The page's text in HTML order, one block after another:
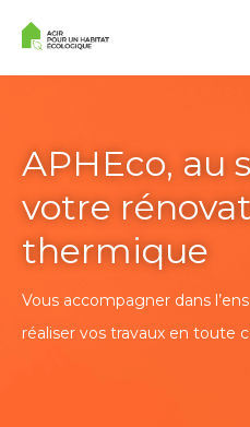
APHEco, au
votre
thermique
Vous accompagner dans
réaliser vos travaux en toute